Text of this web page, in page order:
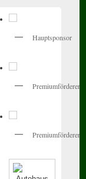
Hauptsponsor
Premiumförderer
Premiumförderer